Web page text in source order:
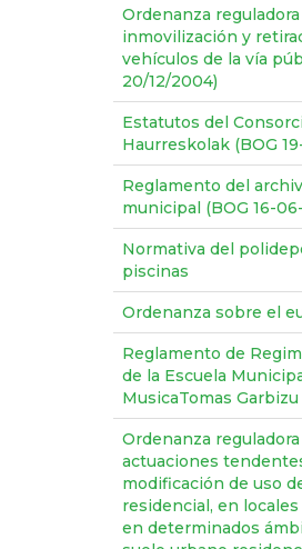
Ordenanza reguladora
inmovilización y
vehículos de la vía
20/12/2004)
Estatutos del
Haurreskolak (BOG
Reglamento del
municipal (BOG 16-
Normativa del
piscinas
Ordenanza sobre el
Reglamento de
de la Escuela
MusicaTomas Garbizu
Ordenanza
actuaciones
modificación de uso
residencial, en
en determinados